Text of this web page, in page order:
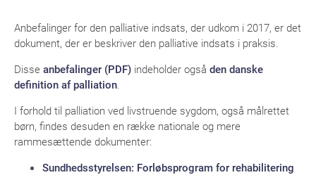
Anbefalinger for den palliative indsats, der udkom i 2017, er det
dokument, der er beskriver den palliative indsats i praksis.
Disse anbefalinger (PDF) indeholder også den danske
definition af palliation.
I forhold til palliation ved livstruende sygdom, også målrettet
børn, findes desuden en række nationale og mere
rammesættende dokumenter:
Sundhedsstyrelsen: Forløbsprogram for rehabilitering